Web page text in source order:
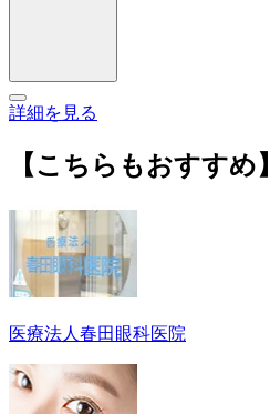
詳細を見る
【こちらもおすすめ】
医療法人春田眼科医院